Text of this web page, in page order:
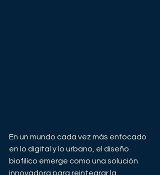
En un mundo cada vez más enfocado
en lo digital y lo urbano, el diseño
biofilíco emerge como una solución
innovadora para reintegrar la